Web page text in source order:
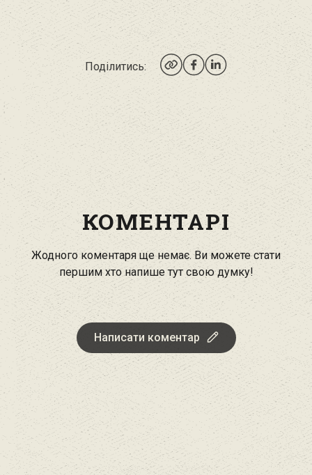
Поділитись:
КОМЕНТАРІ
Жодного коментаря ще немає. Ви можете стати
першим хто напише тут свою думку!
Написати коментар